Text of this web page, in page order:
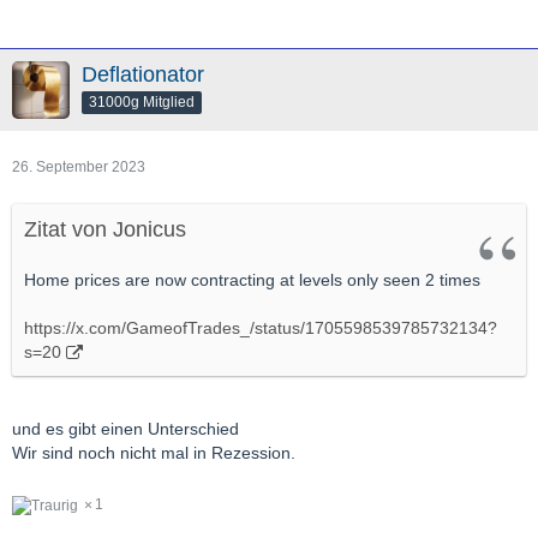
ES & S aus Omaha. Zwei der drei sind ausländische
Unternehmen. Das an sich gibt Anlass zur Sorge.
Aber es geht viel tiefer. >>>
Deflationator
31000g Mitglied
26. September 2023
Zitat von Jonicus
Home prices are now contracting at levels only seen 2 times
https://x.com/GameofTrades_/status/1705598539785732134?
s=20
und es gibt einen Unterschied
Wir sind noch nicht mal in Rezession.
1